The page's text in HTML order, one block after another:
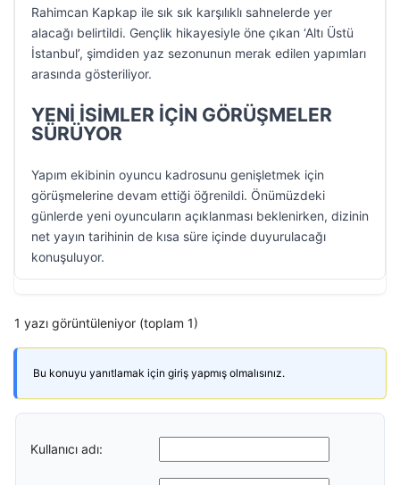
Rahimcan Kapkap ile sık sık karşılıklı sahnelerde yer
alacağı belirtildi. Gençlik hikayesiyle öne çıkan ‘Altı Üstü
İstanbul’, şimdiden yaz sezonunun merak edilen yapımları
arasında gösteriliyor.
YENİ İSİMLER İÇİN GÖRÜŞMELER
SÜRÜYOR
Yapım ekibinin oyuncu kadrosunu genişletmek için
görüşmelerine devam ettiği öğrenildi. Önümüzdeki
günlerde yeni oyuncuların açıklanması beklenirken, dizinin
net yayın tarihinin de kısa süre içinde duyurulacağı
konuşuluyor.
1 yazı görüntüleniyor (toplam 1)
Bu konuyu yanıtlamak için giriş yapmış olmalısınız.
Kullanıcı adı: